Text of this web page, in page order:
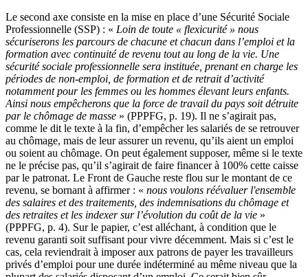
Le second axe consiste en la mise en place d’une Sécurité Sociale
Professionnelle (SSP) : « Loin de toute « flexicurité » nous
sécuriserons les parcours de chacune et chacun dans l’emploi et la
formation avec continuité de revenu tout au long de la vie. Une
sécurité sociale professionnelle sera instituée, prenant en charge les
périodes de non-emploi, de formation et de retrait d’activité
notamment pour les femmes ou les hommes élevant leurs enfants.
Ainsi nous empêcherons que la force de travail du pays soit détruite
par le chômage de masse » (PPPFG, p. 19). Il ne s’agirait pas,
comme le dit le texte à la fin, d’empêcher les salariés de se retrouver
au chômage, mais de leur assurer un revenu, qu’ils aient un emploi
ou soient au chômage. On peut également supposer, même si le texte
ne le précise pas, qu’il s’agirait de faire financer à 100% cette caisse
par le patronat. Le Front de Gauche reste flou sur le montant de ce
revenu, se bornant à affirmer : « nous voulons réévaluerl'ensemble
des salaires et des traitements, des indemnisations du chômage et
des retraites et les indexer sur l’évolution du coût de la vie »
(PPPFG, p. 4). Sur le papier, c’est alléchant, à condition que le
revenu garanti soit suffisant pour vivre décemment. Mais si c’est le
cas, cela reviendrait à imposer aux patrons de payer les travailleurs
privés d’emploi pour une durée indéterminé au même niveau que la